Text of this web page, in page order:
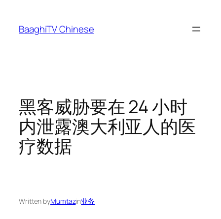
content
BaaghiTV Chinese
黑客威胁要在 24 小时
内泄露澳大利亚人的医
疗数据
Written byMumtazin业务